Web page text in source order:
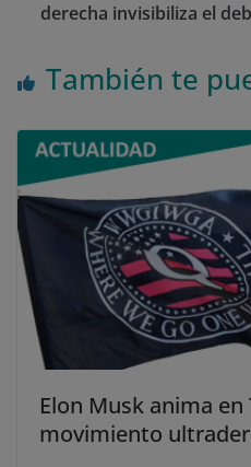
derecha invisibiliza el
También te
Elon Musk anima
movimiento